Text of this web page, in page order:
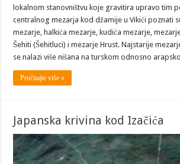
lokalnom stanovništvu koje gravitira upravo tim
centralnog mezarja kod džamije u Vikići poznati
mezarje, halkića mezarje, kudića mezarje,
Šehiti (Šehitluci) i mezarje Hrust. Najstarije
se nalazi više nišana na turskom odnosno
Pročitajte više »
Japanska krivina kod Izačića